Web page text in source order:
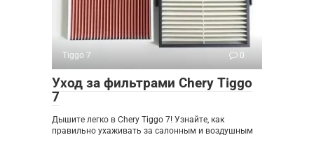
Tiggo 7 0
Уход за фильтрами Chery Tiggo
7
Дышите легко в Chery Tiggo 7! Узнайте, как
правильно ухаживать за салонным и воздушным